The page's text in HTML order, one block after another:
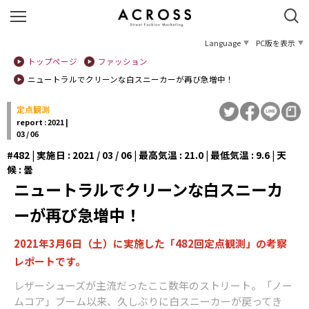
Language
PC版を表示
トップページ
ファッション
ニュートラルでクリーンな白スニーカーが再び急増中！
定点観測
report : 2021 |
03 / 06
#482 | 実施日 : 2021 / 03 / 06 | 最高気温 : 21.0 | 最低気温 : 9.6 | 天
候 : 曇
ニュートラルでクリーンな白スニーカ
ーが再び急増中！
2021年3月6日（土）に実施した「482回定点観測」の考察
レポートです。
レザーシューズが主流だったここ数年のストリート。「ノー
ムコア」ブーム以来、久しぶりに白スニーカーが戻ってき